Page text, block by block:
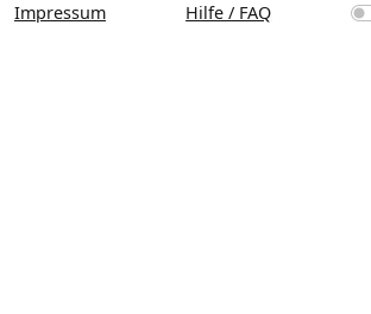
Impressum
Hilfe / FAQ